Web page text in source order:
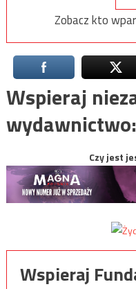
Zobacz kto
Wspieraj
wydawnictwo:
Czy jest
Wspieraj